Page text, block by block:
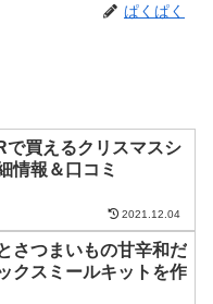
ぱくぱく
で買えるクリスマスシ
情報＆口コミ
2021.12.04
さつまいもの甘辛和だ
クスミールキットを作